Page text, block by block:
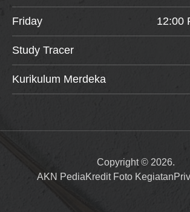
Friday 12:00
Study Tracer
Kurikulum Merdeka
Copyright © 2026.
AKN PediaKredit Foto Kegiatan